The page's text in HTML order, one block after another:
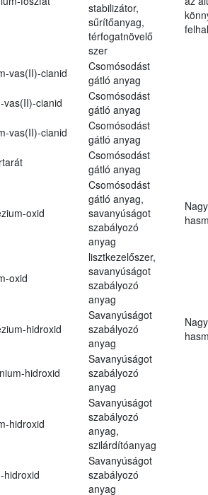
stabilizátor,
sűrítőanyag,
térfogatnövelő
szer
vas(II)-cianid
Csomósodást
gátló anyag
vas(II)-cianid
Csomósodást
gátló anyag
vas(II)-cianid
Csomósodást
gátló anyag
Csomósodást
gátló anyag
oxid
Csomósodást
gátló anyag,
savanyúságot
szabályozó
anyag
oxid
lisztkezelőszer,
savanyúságot
szabályozó
anyag
hidroxid
Savanyúságot
szabályozó
anyag
hidroxid
Savanyúságot
szabályozó
anyag
hidroxid
Savanyúságot
szabályozó
anyag,
szilárdítóanyag
hidroxid
Savanyúságot
szabályozó
anyag